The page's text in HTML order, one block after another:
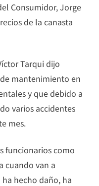
Consumidor, Jorge
de la canasta
Tarqui dijo
mantenimiento en
y que debido a
varios accidentes
mes.
funcionarios como
cuando van a
hecho daño, ha